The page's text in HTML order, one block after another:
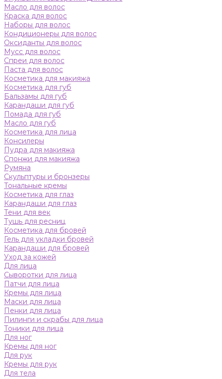
Масло для волос
Краска для волос
Наборы для волос
Кондиционеры для волос
Оксиданты для волос
Мусс для волос
Спреи для волос
Паста для волос
Косметика для макияжа
Косметика для губ
Бальзамы для губ
Карандаши для губ
Помада для губ
Масло для губ
Косметика для лица
Консилеры
Пудра для макияжа
Спонжи для макияжа
Румяна
Скульптуры и бронзеры
Тональные кремы
Косметика для глаз
Карандаши для глаз
Тени для век
Тушь для ресниц
Косметика для бровей
Гель для укладки бровей
Карандаши для бровей
Уход за кожей
Для лица
Сыворотки для лица
Патчи для лица
Кремы для лица
Маски для лица
Пенки для лица
Пилинги и скрабы для лица
Тоники для лица
Для ног
Кремы для ног
Для рук
Кремы для рук
Для тела